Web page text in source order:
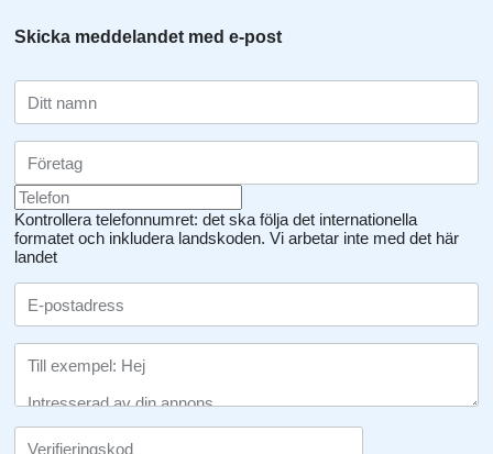
Skicka meddelandet med e-post
Kontrollera telefonnumret: det ska följa det internationella
formatet och inkludera landskoden. Vi arbetar inte med det här
landet